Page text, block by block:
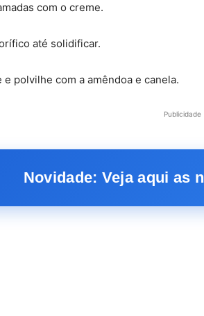
com o creme.
até solidificar.
e polvilhe com a amêndoa e canela.
Publicidade
Novidade: Veja aqui as